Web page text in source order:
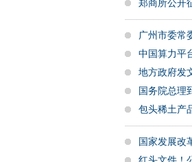
郑商所公开
广州市委常
中国算力平
地方政府发
国务院总理
包头稀土产
国家发展改